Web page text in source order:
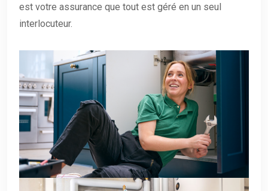
est votre assurance que tout est géré en un seul
interlocuteur.